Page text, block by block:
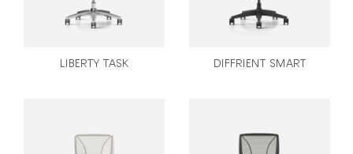
Region
LIBERTY TASK DIFFRIENT SMART